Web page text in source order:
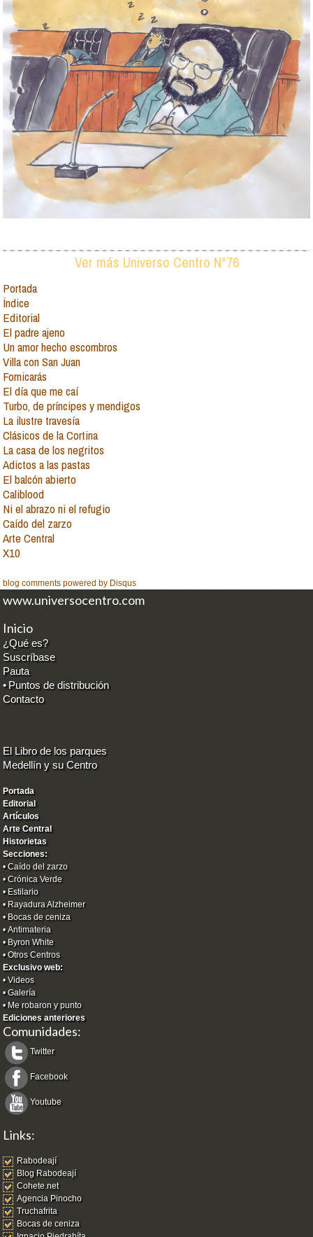
Ver más Universo Centro N°76
Portada
Índice
Editorial
El padre ajeno
Un amor hecho escombros
Villa con San Juan
Fornicarás
El día que me caí
Turbo, de príncipes y mendigos
La ilustre travesía
Clásicos de la Cortina
La casa de los negritos
Adictos a las pastas
El balcón abierto
Caliblood
Ni el abrazo ni el refugio
Caído del zarzo
Arte Central
X10
blog comments powered by Disqus
www.universocentro.com
Inicio
¿Qué es?
Suscríbase
Pauta
• Puntos de distribución
Contacto
El Libro de los parques
Medellín y su Centro
Portada
Editorial
Artículos
Arte Central
Historietas
Secciones:
•Caído del zarzo
•Crónica Verde
• Estilario
• Rayadura Alzheimer
• Bocas de ceniza
•Antimateria
• Byron White
•Otros Centros
Exclusivo web:
•Videos
•Galería
• Me robaron y punto
Ediciones anteriores
Comunidades:
Twitter
Facebook
Youtube
Links:
Rabodeají
Blog Rabodeají
Cohete.net
Agencia Pinocho
Truchafrita
Bocas de ceniza